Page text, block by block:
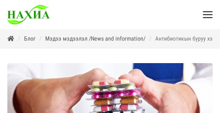
Блог Мэдээ мэдээлэл /News and information/ Антибиотикын буруу